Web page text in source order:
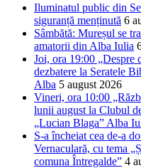
Iluminatul public din
siguranță menținută 6
Sâmbătă: Mureșul se
amatorii din Alba Iulia
Joi, ora 19:00 „Despre
dezbatere la Seratele
Alba 5 august 2026
Vineri, ora 10:00
lunii august la Clubul
„Lucian Blaga” Alba
S-a încheiat cea de-a
Vernaculară, cu tema
comuna Întregalde” 4